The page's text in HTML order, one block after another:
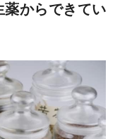
からできてい